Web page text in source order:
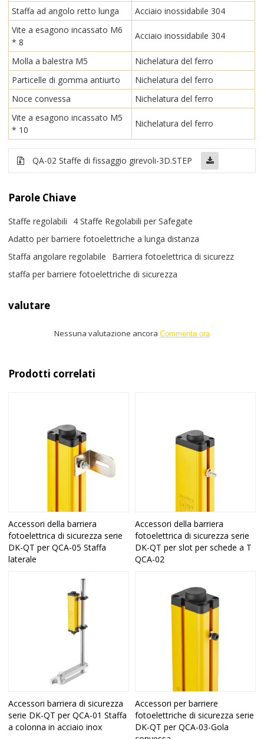
Staffa ad angolo retto lunga
Acciaio inossidabile 304
Vite a esagono incassato M6
* 8
Acciaio inossidabile 304
Molla a balestra M5
Nichelatura del ferro
Particelle di gomma antiurto
Nichelatura del ferro
Noce convessa
Nichelatura del ferro
Vite a esagono incassato M5
* 10
Nichelatura del ferro
QA-02 Staffe di fissaggio girevoli-3D.STEP
Parole Chiave
Staffe regolabili
4 Staffe Regolabili per Safegate
Adatto per barriere fotoelettriche a lunga distanza
Staffa angolare regolabile
Barriera fotoelettrica di sicurezz
staffa per barriere fotoelettriche di sicurezza
valutare
Nessuna valutazione ancora Commenta ora
Prodotti correlati
Accessori della barriera
fotoelettrica di sicurezza serie
DK-QT per QCA-05 Staffa
laterale
Accessori della barriera
fotoelettrica di sicurezza serie
DK-QT per slot per schede a T
QCA-02
Accessori barriera di sicurezza
serie DK-QT per QCA-01 Staffa
a colonna in acciaio inox
Accessori per barriere
fotoelettriche di sicurezza serie
DK-QT per QCA-03-Gola